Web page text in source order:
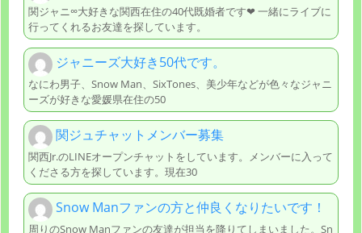
関ジャニ∞大好きな関西在住の40代既婚者です❤︎ 一緒にライブに
行ってくれるお友達を探しています。
ジャニーズ大好き50代です。
なにわ男子、Snow Man、SixTones、美少年などが色々なジャニ
ーズが好きな愛媛県在住の50
関ジュチャットメンバー募集
関西Jr.のLINEオープンチャットをしています。メンバーに入って
くださる方を探しています。現在30
Snow Manファンの方と仲良くなりたいです！
周りのSnow Manファンの友達が担当を降りてしまいました。Sn